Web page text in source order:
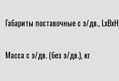
Габариты поставочные с э/дв.,
Масса с э/дв. (без э/дв.), кг